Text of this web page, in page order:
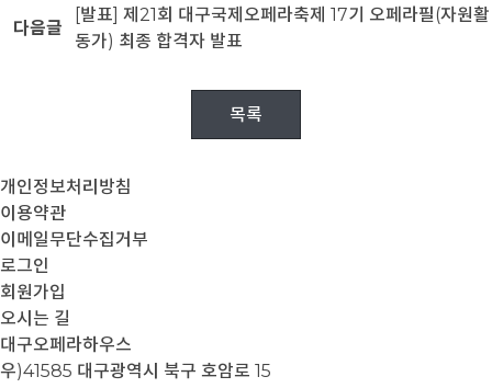
다음글
[발표] 제21회 대구국제오페라축제 17기 오페라필(자원활
동가) 최종 합격자 발표
목록
개인정보처리방침
이용약관
이메일무단수집거부
로그인
회원가입
오시는 길
대구오페라하우스
우)41585 대구광역시 북구 호암로 15